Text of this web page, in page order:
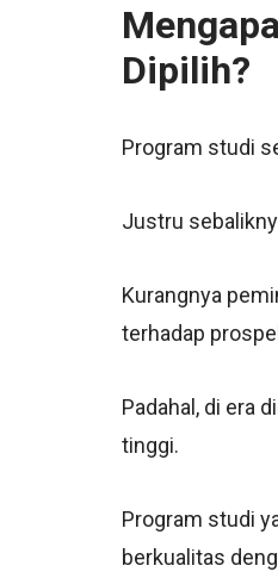
Dipilih?
Program studi
Justru
Kurangnya
terhadap
Padahal, di era
tinggi.
Program studi
berkualitas